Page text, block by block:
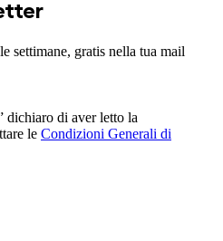
settimane, gratis nella tua mail
dichiaro di aver letto la
le Condizioni Generali di